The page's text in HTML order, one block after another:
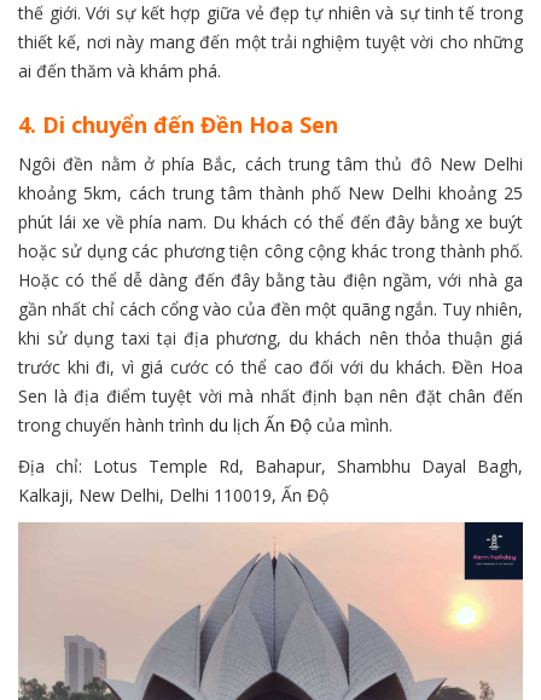
thế giới. Với sự kết hợp giữa vẻ đẹp tự nhiên và sự tinh tế trong
thiết kế, nơi này mang đến một trải nghiệm tuyệt vời cho những
ai đến thăm và khám phá.
4. Di chuyển đến Đền Hoa Sen
Ngôi đền nằm ở phía Bắc, cách trung tâm thủ đô New Delhi
khoảng 5km, cách trung tâm thành phố New Delhi khoảng 25
phút lái xe về phía nam. Du khách có thể đến đây bằng xe buýt
hoặc sử dụng các phương tiện công cộng khác trong thành phố.
Hoặc có thể dễ dàng đến đây bằng tàu điện ngầm, với nhà ga
gần nhất chỉ cách cổng vào của đền một quãng ngắn. Tuy nhiên,
khi sử dụng taxi tại địa phương, du khách nên thỏa thuận giá
trước khi đi, vì giá cước có thể cao đối với du khách. Đền Hoa
Sen là địa điểm tuyệt vời mà nhất định bạn nên đặt chân đến
trong chuyến hành trình du lịch Ấn Độ của mình.
Địa chỉ: Lotus Temple Rd, Bahapur, Shambhu Dayal Bagh,
Kalkaji, New Delhi, Delhi 110019, Ấn Độ